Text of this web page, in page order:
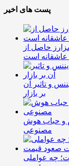
پست های اخیر
دلار رمزارز حاصل از
عاشقانه است
و تاثیر آن
بر بازار
و حباب هوش
مصنوعی
چه عواملی